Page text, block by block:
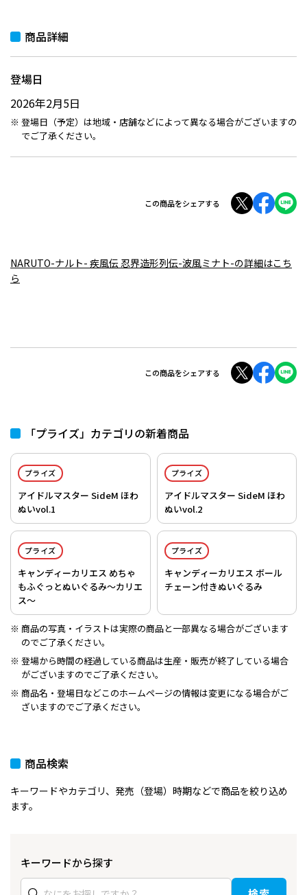
商品詳細
登場日
2026年2月5日
登場日（予定）は地域・店舗などによって異なる場合がございますの
でご了承ください。
この商品をシェアする
NARUTO-ナルト- 疾風伝 忍界造形列伝-波風ミナト-の詳細はこち
ら
この商品をシェアする
「プライズ」カテゴリの新着商品
プライズ
アイドルマスター SideM ほわ
ぬいvol.1
プライズ
アイドルマスター SideM ほわ
ぬいvol.2
プライズ
キャンディーカリエス めちゃ
もふぐっとぬいぐるみ～カリエ
ス～
プライズ
キャンディーカリエス ボール
チェーン付きぬいぐるみ
商品の写真・イラストは実際の商品と一部異なる場合がございます
のでご了承ください。
登場から時間の経過している商品は生産・販売が終了している場合
がございますのでご了承ください。
商品名・登場日などこのホームページの情報は変更になる場合がご
ざいますのでご了承ください。
商品検索
キーワードやカテゴリ、発売（登場）時期などで商品を絞り込め
ます。
キーワードから探す